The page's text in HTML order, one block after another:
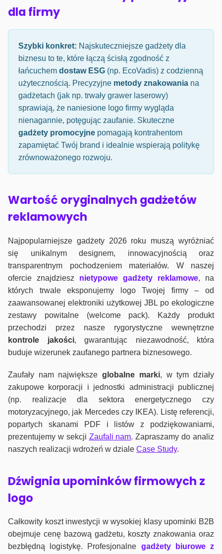
dla firmy
Szybki konkret: Najskuteczniejsze gadżety dla
biznesu to te, które łączą ścisłą zgodność z
łańcuchem dostaw ESG (np. EcoVadis) z codzienną
użytecznością. Precyzyjne metody znakowania na
gadżetach (jak np. trwały grawer laserowy)
sprawiają, że naniesione logo firmy wygląda
nienagannie, potęgując zaufanie. Skuteczne
gadżety promocyjne pomagają kontrahentom
zapamiętać Twój brand i idealnie wspierają politykę
zrównoważonego rozwoju.
Wartość oryginalnych gadżetów
reklamowych
Najpopularniejsze gadżety 2026 roku muszą wyróżniać
się unikalnym designem, innowacyjnością oraz
transparentnym pochodzeniem materiałów. W naszej
ofercie znajdziesz nietypowe gadżety reklamowe, na
których trwale eksponujemy logo Twojej firmy – od
zaawansowanej elektroniki użytkowej JBL po ekologiczne
zestawy powitalne (welcome pack). Każdy produkt
przechodzi przez nasze rygorystyczne wewnętrzne
kontrole jakości, gwarantując niezawodność, która
buduje wizerunek zaufanego partnera biznesowego.
Zaufały nam największeglobalne marki, w tym działy
zakupowe korporacji i jednostki administracji publicznej
(np. realizacje dla sektora energetycznego czy
motoryzacyjnego, jak Mercedes czy IKEA). Listę referencji,
popartych skanami PDF i listów z podziękowaniami,
prezentujemy w sekcji Zaufali nam. Zapraszamy do analiz
naszych realizacji wdrożeń w dziale Case Study.
Dźwignia upominków firmowych z
logo
Całkowity koszt inwestycji w wysokiej klasy upominki B2B
obejmuje cenę bazową gadżetu, koszty znakowania oraz
bezbłędną logistykę. Profesjonalne gadżety biurowe z